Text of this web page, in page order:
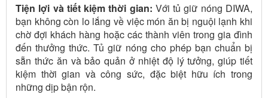
Tiện lợi và tiết kiệm thời gian: Với tủ giữ nóng DIWA,
bạn không còn lo lắng về việc món ăn bị nguội lạnh khi
chờ đợi khách hàng hoặc các thành viên trong gia đình
đến thưởng thức. Tủ giữ nóng cho phép bạn chuẩn bị
sẵn thức ăn và bảo quản ở nhiệt độ lý tưởng, giúp tiết
kiệm thời gian và công sức, đặc biệt hữu ích trong
những dịp bận rộn.